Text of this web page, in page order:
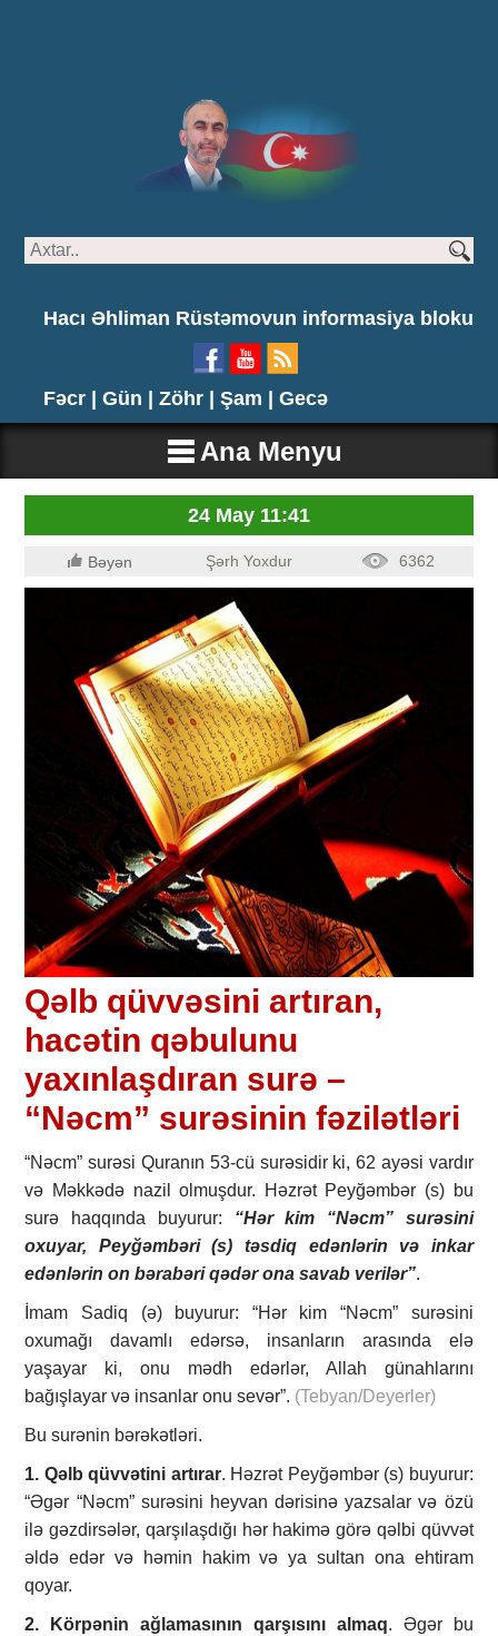
Hacı Əhliman Rüstəmovun informasiya bloku
Fəcr | Gün | Zöhr | Şam | Gecə
Ana Menyu
24 May 11:41
Bəyən Şərh Yoxdur 6362
Qəlb qüvvəsini artıran,
hacətin qəbulunu
yaxınlaşdıran surə –
“Nəcm” surəsinin fəzilətləri
“Nəcm” surəsi Quranın 53-cü surəsidir ki, 62 ayəsi vardır
və Məkkədə nazil olmuşdur. Həzrət Peyğəmbər (s) bu
surə haqqında buyurur: “Hər kim “Nəcm” surəsini
oxuyar, Peyğəmbəri (s) təsdiq edənlərin və inkar
edənlərin on bərabəri qədər ona savab verilər”.
İmam Sadiq (ə) buyurur: “Hər kim “Nəcm” surəsini
oxumağı davamlı edərsə, insanların arasında elə
yaşayar ki, onu mədh edərlər, Allah günahlarını
bağışlayar və insanlar onu sevər”. (Tebyan/Deyerler)
Bu surənin bərəkətləri.
1. Qəlb qüvvətini artırar. Həzrət Peyğəmbər (s) buyurur:
“Əgər “Nəcm” surəsini heyvan dərisinə yazsalar və özü
ilə gəzdirsələr, qarşılaşdığı hər hakimə görə qəlbi qüvvət
əldə edər və həmin hakim və ya sultan ona ehtiram
qoyar.
2. Körpənin ağlamasının qarşısını almaq. Əgər bu